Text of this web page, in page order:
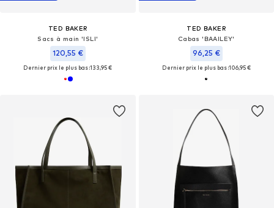
TED BAKER
Sacs à main 'ISLI'
120,55 €
Dernier prix le plus bas :133,95 €
TED BAKER
Cabas 'BAAILEY'
96,25 €
Dernier prix le plus bas :106,95 €